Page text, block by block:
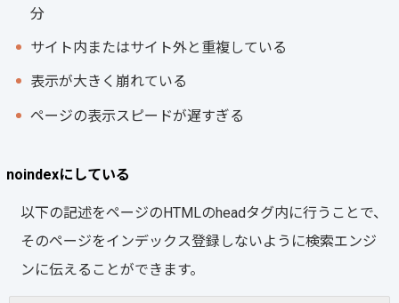
分
サイト内またはサイト外と重複している
表示が大きく崩れている
ページの表示スピードが遅すぎる
noindexにしている
以下の記述をページのHTMLのheadタグ内に行うことで、
そのページをインデックス登録しないように検索エンジ
ンに伝えることができます。